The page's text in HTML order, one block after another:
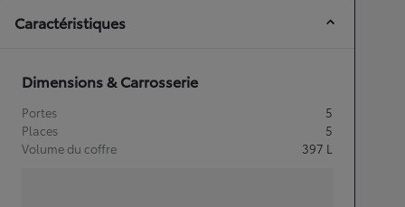
Caractéristiques
Dimensions & Carrosserie
Portes
5
Places
5
Volume du coffre
397 L